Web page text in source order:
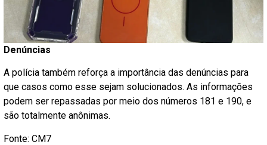
Denúncias
A polícia também reforça a importância das denúncias para
que casos como esse sejam solucionados. As informações
podem ser repassadas por meio dos números 181 e 190, e
são totalmente anônimas.
Fonte: CM7